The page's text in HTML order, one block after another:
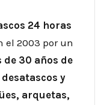
24 horas
el 2003 por un
de 30 años de
y
arquetas,